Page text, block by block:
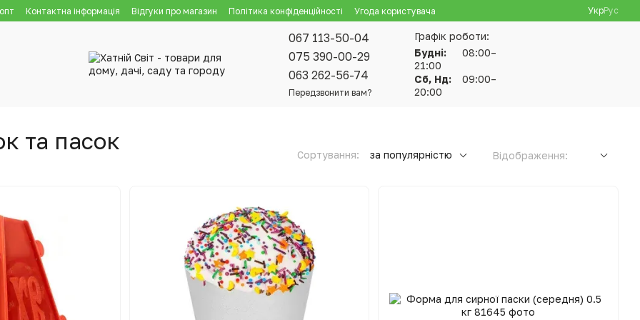
Контактна інформація Відгуки про магазин Політика конфіденційності Угода користувача УкрРус
067 113-50-04
075 390-00-29
063 262-56-74
Передзвонити вам?
Графік роботи:
Будні:
08:00–
21:00
Сб, Нд:
09:00–
20:00
та пасок
Сортування: за популярністю Відображення: